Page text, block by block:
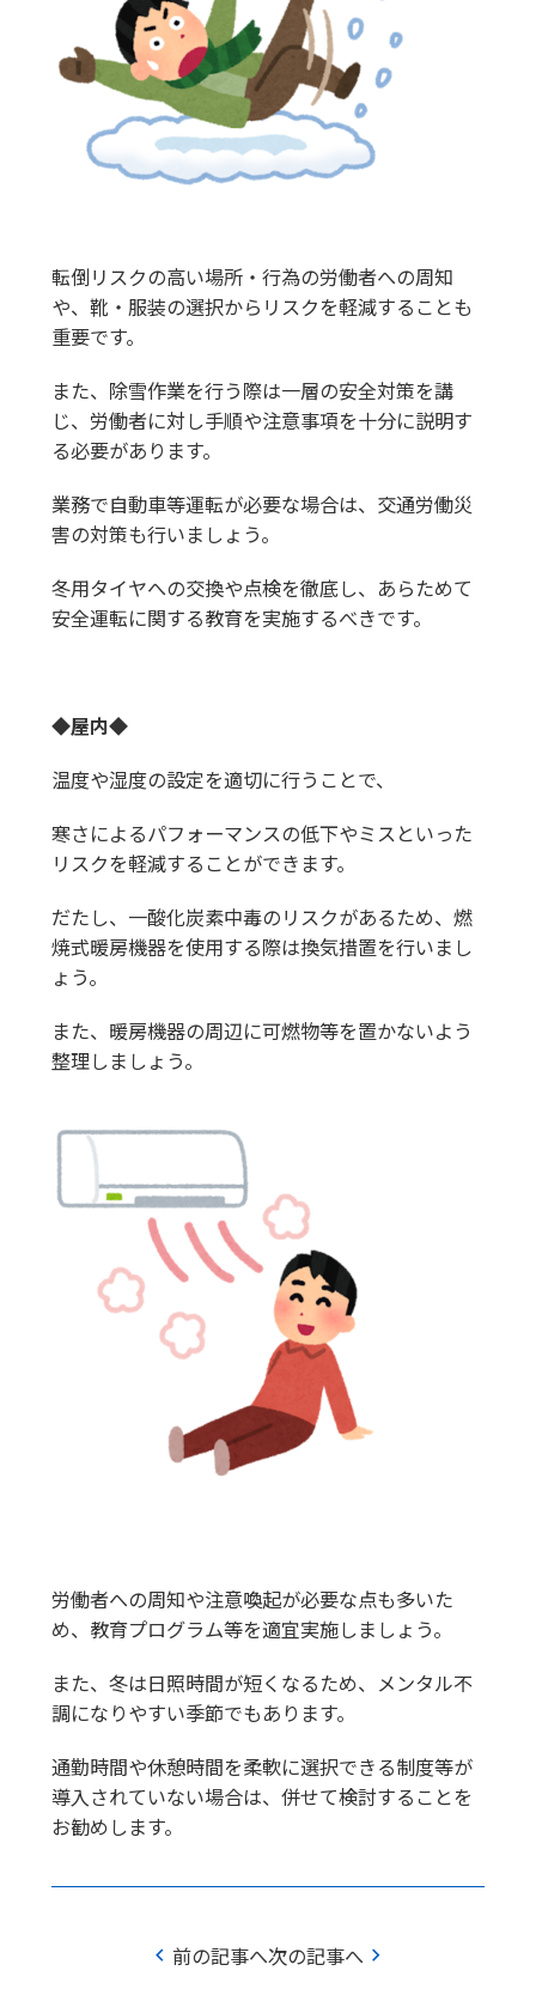
転倒リスクの高い場所・行為の労働者への周知
や、靴・服装の選択からリスクを軽減することも
重要です。
また、除雪作業を行う際は一層の安全対策を講
じ、労働者に対し手順や注意事項を十分に説明す
る必要があります。
業務で自動車等運転が必要な場合は、交通労働災
害の対策も行いましょう。
冬用タイヤへの交換や点検を徹底し、あらためて
安全運転に関する教育を実施するべきです。
◆屋内◆
温度や湿度の設定を適切に行うことで、
寒さによるパフォーマンスの低下やミスといった
リスクを軽減することができます。
だたし、一酸化炭素中毒のリスクがあるため、燃
焼式暖房機器を使用する際は換気措置を行いまし
ょう。
また、暖房機器の周辺に可燃物等を置かないよう
整理しましょう。
労働者への周知や注意喚起が必要な点も多いた
め、教育プログラム等を適宜実施しましょう。
また、冬は日照時間が短くなるため、メンタル不
調になりやすい季節でもあります。
通勤時間や休憩時間を柔軟に選択できる制度等が
導入されていない場合は、併せて検討することを
お勧めします。
chevron_left 前の記事へ次の記事へ chevron_right